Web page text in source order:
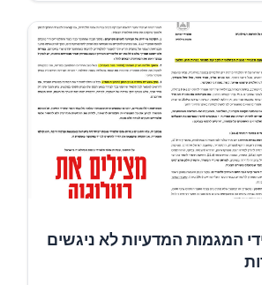
המגמות המדעיות לא ניגשים